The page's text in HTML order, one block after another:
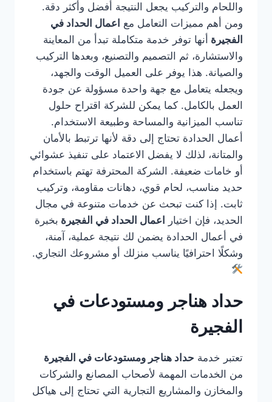
واللحام والتركيب يجعل النتيجة أفضل وأكثر دقة.
ومن أهم مميزات التعامل مع اعمال الحداد في
الفجيرة أنها توفر خدمة متكاملة تبدأ من المعاينة
والاستشارة، ثم التصميم والتصنيع، وبعدها التركيب
والصيانة. هذا يوفر على العميل الوقت والجهد،
ويجعله يتعامل مع جهة واحدة مسؤولة عن جودة
العمل بالكامل. كما يمكن للشركة اقتراح حلول
تناسب الميزانية والمساحة وطبيعة الاستخدام.
أعمال الحدادة تحتاج إلى دقة لأنها ترتبط بالأمان
والمتانة، لذلك لا يفضل الاعتماد على تنفيذ عشوائي
أو خامات ضعيفة. الشركة المحترفة تهتم باستخدام
حديد مناسب، لحام قوي، دهانات مقاومة، وتركيب
ثابت. إذا كنت تبحث عن خدمات متنوعة في مجال
الحديد، فإن اختيار
اعمال الحداد في الفجيرة بخبرة
في أعمال الحدادة يضمن لك نتيجة عملية، آمنة،
وشكلًا احترافيًا يناسب منزلك أو مشروعك التجاري.
حداد هناجر ومستودعات في
الفجيرة
تعتبر خدمة حداد هناجر ومستودعات في الفجيرة
من الخدمات المهمة لأصحاب المصانع والشركات
والمخازن والمشاريع التجارية التي تحتاج إلى هياكل